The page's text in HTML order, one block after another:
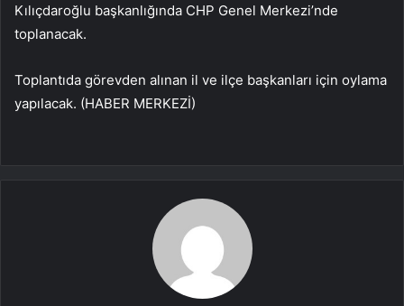
Kılıçdaroğlu başkanlığında CHP Genel Merkezi’nde
toplanacak.
Toplantıda görevden alınan il ve ilçe başkanları için oylama
yapılacak. (HABER MERKEZİ)